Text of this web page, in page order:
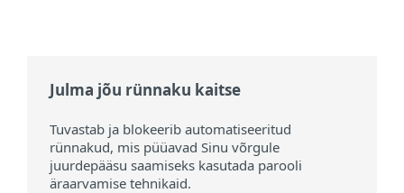
Julma jõu rünnaku kaitse
Tuvastab ja blokeerib automatiseeritud
rünnakud, mis püüavad Sinu võrgule
juurdepääsu saamiseks kasutada parooli
äraarvamise tehnikaid.